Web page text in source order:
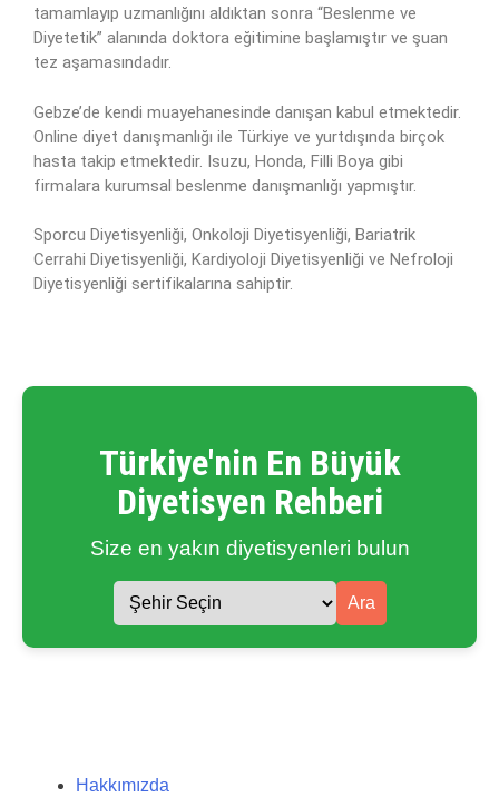
tamamlayıp uzmanlığını aldıktan sonra “Beslenme ve
Diyetetik” alanında doktora eğitimine başlamıştır ve şuan
tez aşamasındadır.
Gebze’de kendi muayehanesinde danışan kabul etmektedir.
Online diyet danışmanlığı ile Türkiye ve yurtdışında birçok
hasta takip etmektedir. Isuzu, Honda, Filli Boya gibi
firmalara kurumsal beslenme danışmanlığı yapmıştır.
Sporcu Diyetisyenliği, Onkoloji Diyetisyenliği, Bariatrik
Cerrahi Diyetisyenliği, Kardiyoloji Diyetisyenliği ve Nefroloji
Diyetisyenliği sertifikalarına sahiptir.
Türkiye'nin En Büyük
Diyetisyen Rehberi
Size en yakın diyetisyenleri bulun
Ara
Hakkımızda